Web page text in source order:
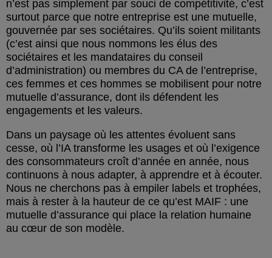
n’est pas simplement par souci de compétitivité, c’est
surtout parce que notre entreprise est une mutuelle,
gouvernée par ses sociétaires. Qu’ils soient militants
(c’est ainsi que nous nommons les élus des
sociétaires et les mandataires du conseil
d’administration) ou membres du CA de l’entreprise,
ces femmes et ces hommes se mobilisent pour notre
mutuelle d’assurance, dont ils défendent les
engagements et les valeurs.
Dans un paysage où les attentes évoluent sans
cesse, où l’IA transforme les usages et où l’exigence
des consommateurs croît d’année en année, nous
continuons à nous adapter, à apprendre et à écouter.
Nous ne cherchons pas à empiler labels et trophées,
mais à rester à la hauteur de ce qu’est MAIF : une
mutuelle d’assurance qui place la relation humaine
au cœur de son modèle.